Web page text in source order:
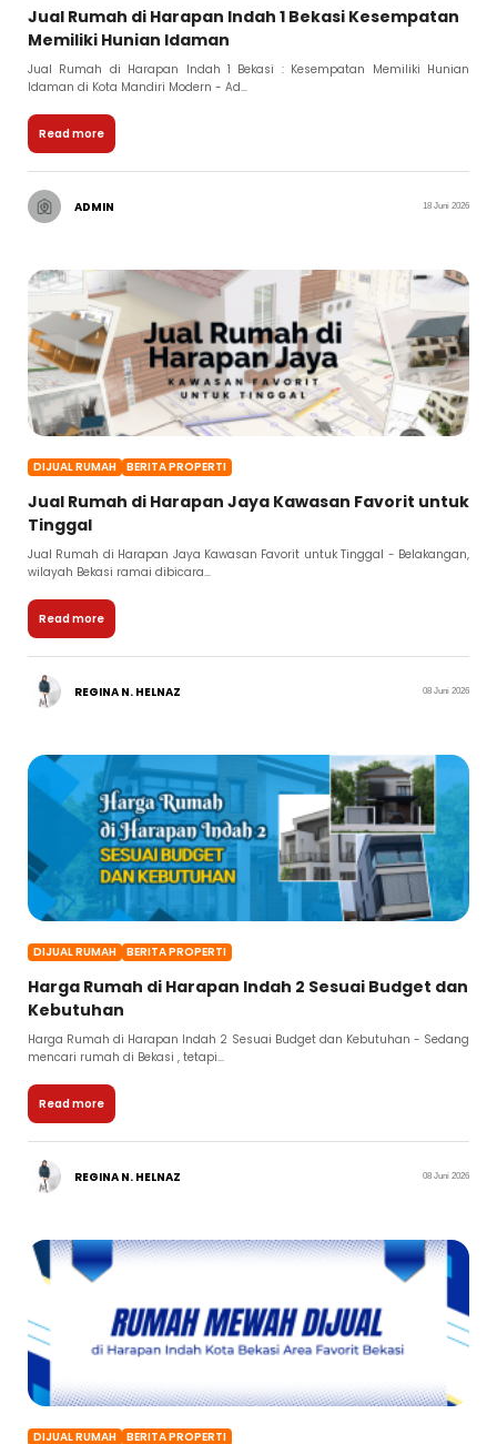
Jual Rumah di Harapan Indah 1 Bekasi Kesempatan
Memiliki Hunian Idaman
Jual Rumah di Harapan Indah 1 Bekasi : Kesempatan Memiliki Hunian
Idaman di Kota Mandiri Modern - Ad...
Read more
ADMIN 18 Juni 2026
DIJUAL RUMAH BERITA PROPERTI
Jual Rumah di Harapan Jaya Kawasan Favorit untuk
Tinggal
Jual Rumah di Harapan Jaya Kawasan Favorit untuk Tinggal - Belakangan,
wilayah Bekasi ramai dibicara...
Read more
REGINA N. HELNAZ 08 Juni 2026
DIJUAL RUMAH BERITA PROPERTI
Harga Rumah di Harapan Indah 2 Sesuai Budget dan
Kebutuhan
Harga Rumah di Harapan Indah 2 Sesuai Budget dan Kebutuhan - Sedang
mencari rumah di Bekasi , tetapi...
Read more
REGINA N. HELNAZ 08 Juni 2026
DIJUAL RUMAH BERITA PROPERTI